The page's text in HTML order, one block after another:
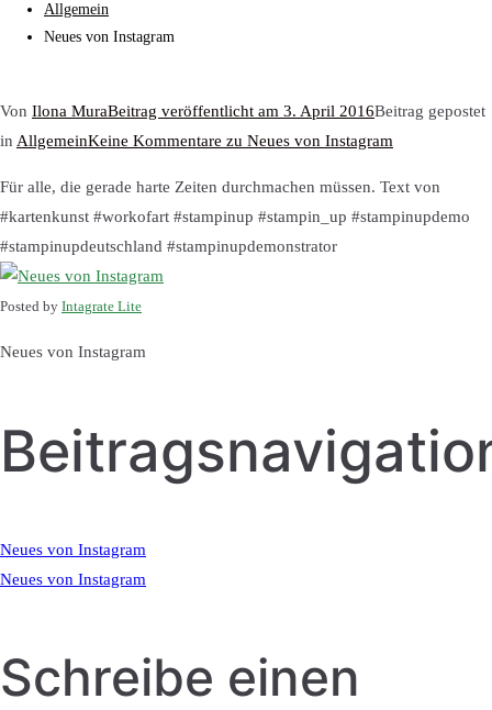
Allgemein
Neues von Instagram
Von Ilona MuraBeitrag veröffentlicht am 3. April 2016Beitrag gepostet
in AllgemeinKeine Kommentare zu Neues von Instagram
Für alle, die gerade harte Zeiten durchmachen müssen. Text von
#kartenkunst #workofart #stampinup #stampin_up #stampinupdemo
#stampinupdeutschland #stampinupdemonstrator
Posted by Intagrate Lite
Neues von Instagram
Neues von Instagram
Neues von Instagram
Schreibe einen